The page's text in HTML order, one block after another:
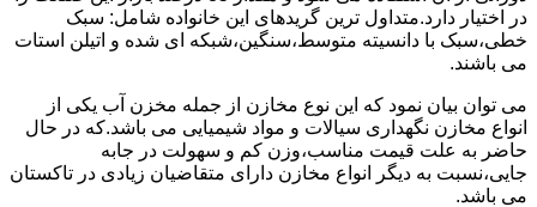
در اختیار دارد.متداول ترین گریدهای این خانواده شامل: سبک
خطی،سبک با دانسیته متوسط،سنگین،شبکه ای شده و اتیلن استات
می باشند.
می توان بیان نمود که این نوع مخازن از جمله مخزن آب یکی از
انواع مخازن نگهداری سیالات و مواد شیمیایی می باشد.که در حال
حاضر به علت قیمت مناسب،وزن کم و سهولت در جابه
جایی،نسبت به دیگر انواع مخازن دارای متقاضیان زیادی در تاکستان
می باشد.